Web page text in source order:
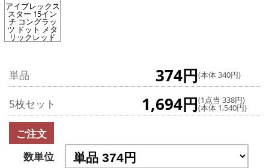
アイブレックス
スター 15イン
チ コングラッ
ツ ドット メタ
リックレッド
単品 374円(本体 340円)
5枚セット 1,694円(1点当 338円)
(本体 1,540円)
ご注文
数単位